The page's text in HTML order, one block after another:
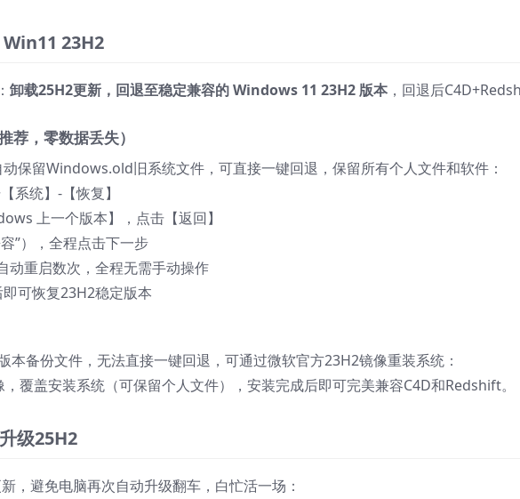
23H2
卸载25H2更新，回退至稳定兼容的 Windows 11 23H2 版本，回退后
荐，零数据丢失）
保留Windows.old旧系统文件，可直接一键回退，保留所有个人文件和软件：
系统】-【恢复】
上一个版本】，点击【返回】
”），全程点击下一步
动重启数次，全程无需手动操作
可恢复23H2稳定版本
本备份文件，无法直接一键回退，可通过微软官方23H2镜像重装系统：
覆盖安装系统（可保留个人文件），安装完成后即可完美兼容C4D和Redshift。
级25H2
，避免电脑再次自动升级翻车，白忙活一场：